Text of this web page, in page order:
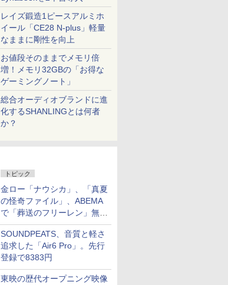
レイズ鍛造1ピースアルミホ
イール「CE28 N-plus」軽量
なままに剛性を向上
お値段そのままでメモリ倍
増！メモリ32GBの「お得な
ゲーミングノート」
総合オーディオブランドに進
化するSHANLINGとは何者
か？
トピック
金ロー「ナウシカ」、「真夏
の怪奇ファイル」、ABEMA
で「葬送のフリーレン」無料
配信など。夏の特番・配信情
報
SOUNDPEATS、音質と軽さ
追求した「Air6 Pro」。先行
登録で8383円
東映の歴代オープニング映像